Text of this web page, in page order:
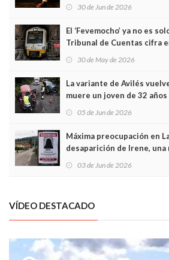
Asturias en Madrid
30 de Jun de 2026
El ‘Fevemocho’ ya no es
Tribunal de Cuentas cifra
sobrecoste de los trenes
30 de May de 2026
La variante de Avilés
muere un joven de 32
frontal
05 de Jun de 2026
Máxima preocupación en
desaparición de Irene, una
03 de Jun de 2026
VÍDEO DESTACADO